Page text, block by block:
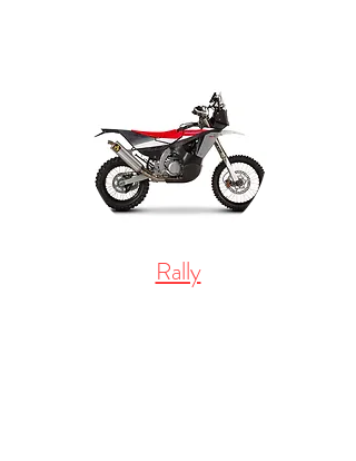
Rally